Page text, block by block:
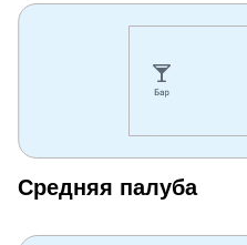
Средняя палуба